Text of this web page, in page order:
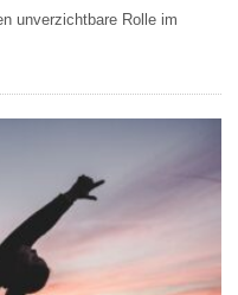
unverzichtbare Rolle im